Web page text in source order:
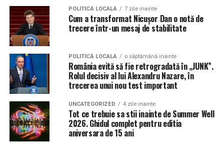
POLITICĂ LOCALĂ 7 zile inainte
Cum a transformat Nicușor Dan o notă de
trecere într-un mesaj de stabilitate
POLITICĂ LOCALĂ o săptămână inainte
România evită să fie retrogradată în „JUNK”.
Rolul decisiv al lui Alexandru Nazare, în
trecerea unui nou test important
UNCATEGORIZED 4 zile inainte
Tot ce trebuie sa stii inainte de Summer Well
2026. Ghidul complet pentru editia
aniversara de 15 ani